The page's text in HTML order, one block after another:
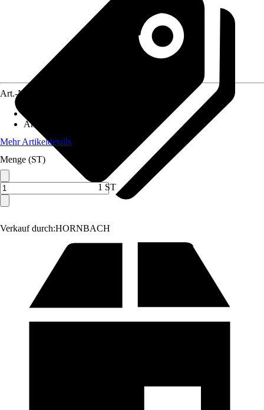
Verkauf durch:HORNBACH
Art.-Nr.
Anwendungsbereich
Mehr Artikeldetails
Menge (ST)
1 ST